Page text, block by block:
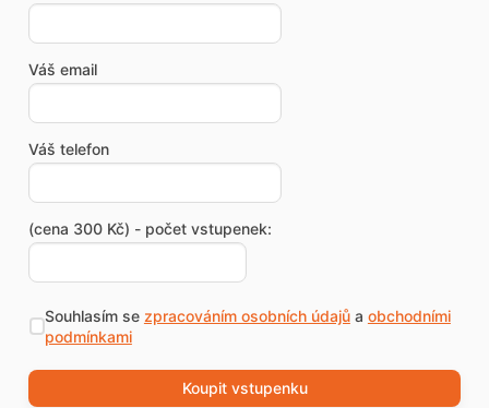
Váš email
Váš telefon
(cena 300 Kč) - počet vstupenek:
Souhlasím se zpracováním osobních údajůa obchodními
podmínkami
Koupit vstupenku